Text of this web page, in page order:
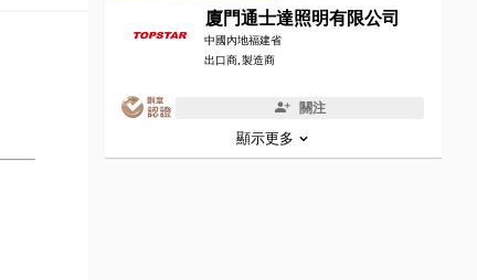
廈門通士達照明有限公司
中國內地福建省
出口商, 製造商
關注
顯示更多